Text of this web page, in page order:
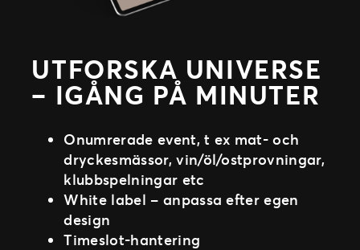
UTFORSKA UNIVERSE
– IGÅNG PÅ MINUTER
Onumrerade event, t ex mat- och
dryckesmässor, vin/öl/ostprovningar,
klubbspelningar etc
White label – anpassa efter egen
design
Timeslot-hantering